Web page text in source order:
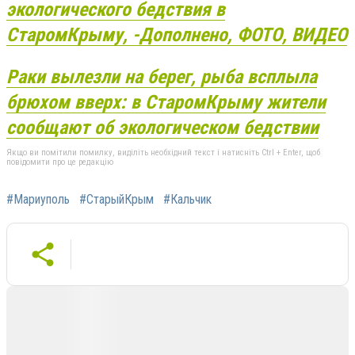
экологического бедствия в
СтаромКрыму, -Дополнено, ФОТО, ВИДЕО
Раки вылезли на берег, рыба всплыла
брюхом вверх: в СтаромКрымужители
сообщают об экологическом бедствии
Якщо ви помітили помилку, виділіть необхідний текст і натисніть Ctrl + Enter, щоб
повідомити про це редакцію
#Мариуполь #СтарыйКрым #Кальчик